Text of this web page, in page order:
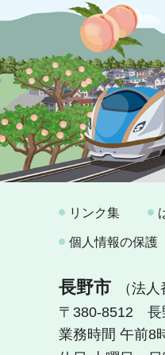
リンク集
個人情報の保護
長野市
（法
〒380-8512 長
業務時間 午前8